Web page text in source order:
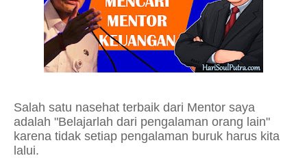
Salah satu nasehat terbaik dari Mentor saya
adalah "Belajarlah dari pengalaman orang lain"
karena tidak setiap pengalaman buruk harus kita
lalui.